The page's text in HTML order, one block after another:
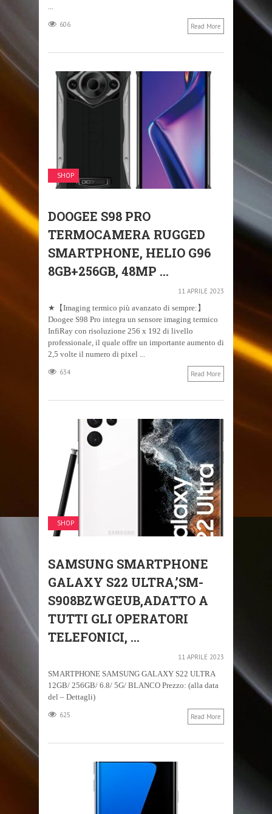
606 Read More
SHOP
DOOGEE S98 PRO
TERMOCAMERA RUGGED
SMARTPHONE, HELIO G96
8GB+256GB, 48MP ...
11 APRILE 2023
★【Imaging termico più avanzato di sempre:】
Doogee S98 Pro integra un sensore imaging termico
InfiRay con risoluzione 256 x 192 di livello
professionale, il quale offre un importante aumento di
2,5 volte il numero di pixel ...
634 Read More
SHOP
SAMSUNG SMARTPHONE
GALAXY S22 ULTRA,’SM-
S908BZWGEUB,ADATTO A
TUTTI GLI OPERATORI
TELEFONICI, ...
11 APRILE 2023
SMARTPHONE SAMSUNG GALAXY S22 ULTRA
12GB/ 256GB/ 6.8/ 5G/ BLANCO Prezzo: (alla data
del – Dettagli)
625 Read More